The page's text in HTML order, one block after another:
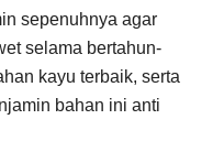
sepenuhnya agar
selama bertahun-
kayu terbaik, serta
bahan ini anti